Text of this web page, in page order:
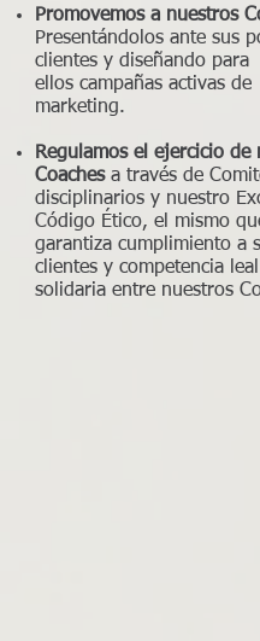
Promovemos a nuestros
Presentándolos ante sus
clientes y diseñando para
ellos campañas activas de
marketing.
Regulamos el ejercicio de
Coachesa través de
disciplinarios y nuestro
Código Ético, el mismo
garantiza cumplimiento a
clientes y competencia
solidaria entre nuestros